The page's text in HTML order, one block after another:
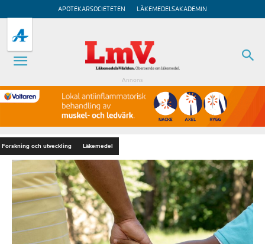
APOTEKARSOCIETETEN LÄKEMEDELSAKADEMIN
Annons
Forskning och utveckling Läkemedel